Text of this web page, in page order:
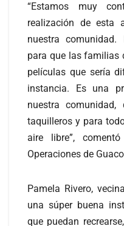
“Estamos muy
realización de esta
nuestra
para que las familias
películas que sería
instancia. Es una
nuestra
taquilleros y para
aire libre”,
Operaciones de
Pamela Rivero,
una súper buena
que puedan